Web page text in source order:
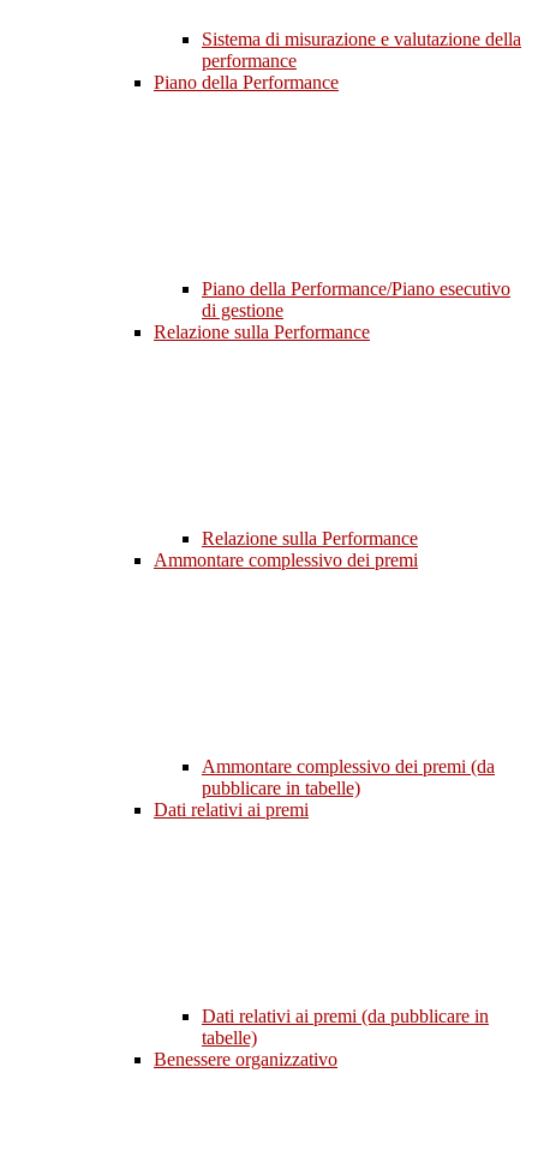
Sistema di misurazione e valutazione della
performance
Piano della Performance
Piano della Performance/Piano esecutivo
di gestione
Relazione sulla Performance
Relazione sulla Performance
Ammontare complessivo dei premi
Ammontare complessivo dei premi (da
pubblicare in tabelle)
Dati relativi ai premi
Dati relativi ai premi (da pubblicare in
tabelle)
Benessere organizzativo